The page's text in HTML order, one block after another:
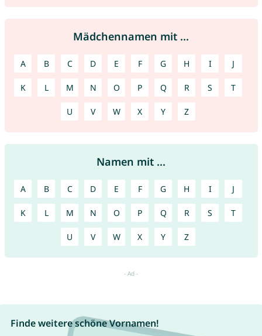
Mädchennamen mit ...
A B C D E F G H I J
K L M N O P Q R S T
U V W X Y Z
Namen mit ...
A B C D E F G H I J
K L M N O P Q R S T
U V W X Y Z
Finde weitere schöne Vornamen!